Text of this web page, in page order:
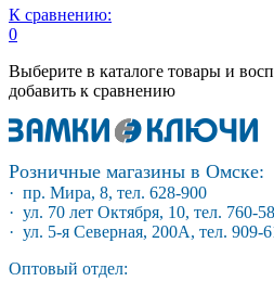
К сравнению:
0
Выберите в каталоге товары и
добавить к сравнению
Розничные магазины в Омске:
· пр. Мира, 8, тел. 628-900
· ул. 70 лет Октября, 10, тел. 760-
· ул. 5-я Северная, 200А, тел. 909-
Оптовый отдел: